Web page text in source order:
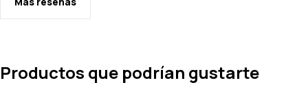
Productos que podrían gustarte